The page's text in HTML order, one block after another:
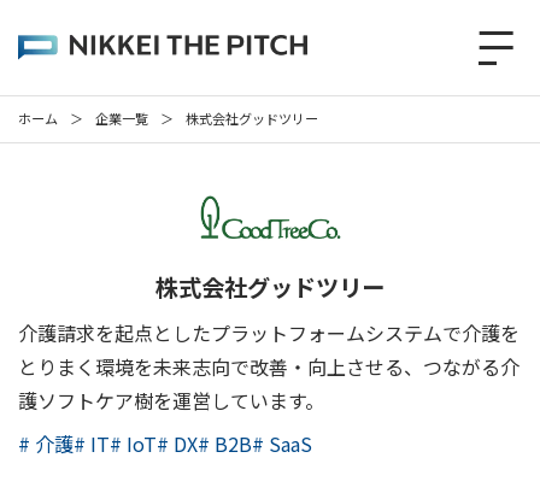
ホーム ＞ 企業一覧 ＞ 株式会社グッドツリー
株式会社グッドツリー
介護請求を起点としたプラットフォームシステムで介護を
とりまく環境を未来志向で改善・向上させる、つながる介
護ソフトケア樹を運営しています。
# 介護# IT# IoT# DX# B2B# SaaS